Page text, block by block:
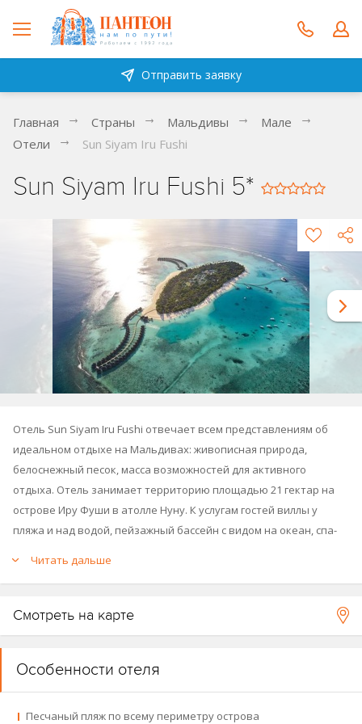
Отправить заявку
Главная Страны Мальдивы
Мале
Отели
Sun Siyam Iru Fushi
Sun Siyam Iru Fushi 5*
Отель Sun Siyam Iru Fushi отвечает всем представлениям об
идеальном отдыхе на Мальдивах: живописная природа,
белоснежный песок, масса возможностей для активного
отдыха. Отель занимает территорию площадью 21 гектар на
острове Иру Фуши в атолле Нуну. К услугам гостей виллы у
пляжа и над водой, пейзажный бассейн с видом на океан, спа-
различными водными видами спорта, в том числе парусным
Отель открылся в 2008 году, реновирован в 2013 году.
Новогодняя программа с 22.12.26 по 04.01.27.
Читать дальше
Смотреть на карте
Особенности отеля
Песчаный пляж по всему периметру острова